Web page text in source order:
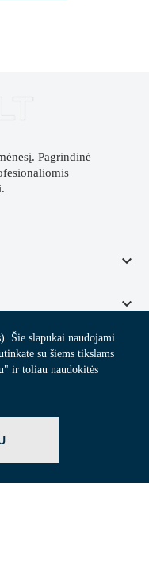
Pagrindinė
keyboard_arrow_down
keyboard_arrow_down
Šie slapukai naudojami
su šiems tikslams
ir toliau naudokitės